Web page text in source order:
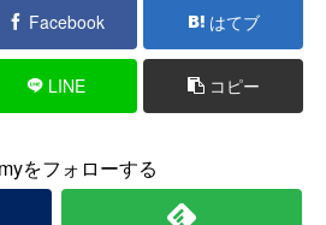
Facebook はてブ
LINE コピー
をフォローする